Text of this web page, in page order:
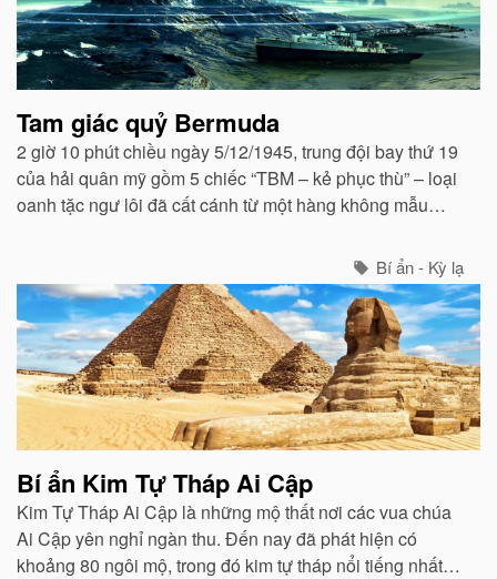
quan
Tam giác quỷ Bermuda
2 giờ 10 phút chiều ngày 5/12/1945, trung đội bay thứ 19
của hải quân mỹ gồm 5 chiếc “TBM – kẻ phục thù” – loại
oanh tặc ngư lôi đã cất cánh từ một hàng không mẫu
Bí ẩn - Kỳ lạ
Bí ẩn Kim Tự Tháp Ai Cập
Kim Tự Tháp Ai Cập là những mộ thất nơi các vua chúa
Ai Cập yên nghỉ ngàn thu. Đến nay đã phát hiện có
khoảng 80 ngôi mộ, trong đó kim tự tháp nổi tiếng nhất